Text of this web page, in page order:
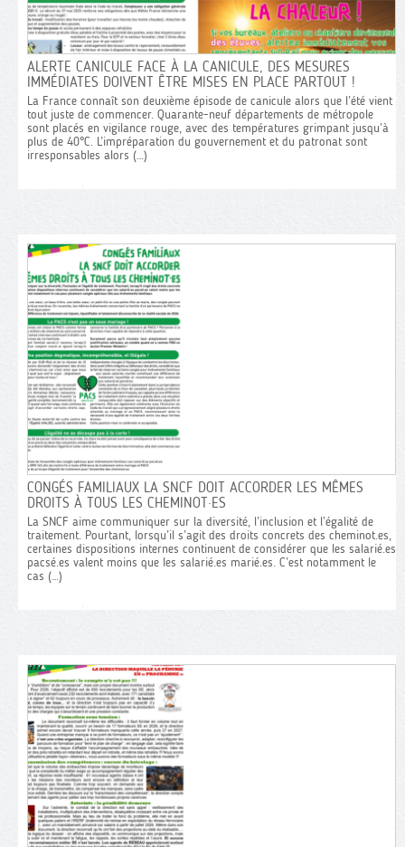
NAO 2026 : CONTRACTUEL·LES LA
DIRECTION BROUILLE LES PISTES
Depuis la mise en place du contrat unique en
2020, la direction SNCF n’a cessé de multiplier
les dispositifs qui individualisent les salaires et
ET
Voici le
pour faire
AUDIT DES BUREAUX DE COMMANDE :
COMME ON S’EN DOUTAIT, LA DIRECTION
SE MOQUE DE NOUS !
En juin dernier, l’audit sur la commande des
personnels roulants avait été obtenu grâce aux
mobilisations des ASCT et des ADC. Cet audit
« FAIRE
PLACE
La
ses
poursuivi
faciliter
ALERTE CANICULE FACE À LA CANICULE, DES MESURES
IMMÉDIATES DOIVENT ÊTRE MISES EN PLACE PARTOUT !
La France connaît son deuxième épisode de canicule alors que l’été vient
tout juste de commencer. Quarante-neuf départements de métropole
sont placés en vigilance rouge, avec des températures grimpant jusqu’à
plus de 40°C. L’impréparation du gouvernement et du patronat sont
irresponsables alors (…)
CONGÉS FAMILIAUX LA SNCF DOIT ACCORDER LES MÊMES
DROITS À TOUS LES CHEMINOT·ES
La SNCF aime communiquer sur la diversité, l’inclusion et l’égalité de
traitement. Pourtant, lorsqu’il s’agit des droits concrets des cheminot.es,
certaines dispositions internes continuent de considérer que les salarié.es
pacsé.es valent moins que les salarié.es marié.es. C’est notamment le
cas (…)